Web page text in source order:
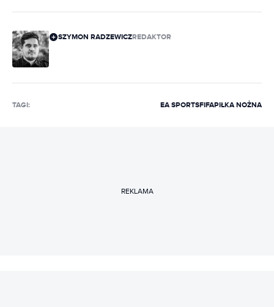
SZYMON RADZEWICZREDAKTOR
TAGI: EA SPORTSFIFAPIŁKA NOŻNA
REKLAMA